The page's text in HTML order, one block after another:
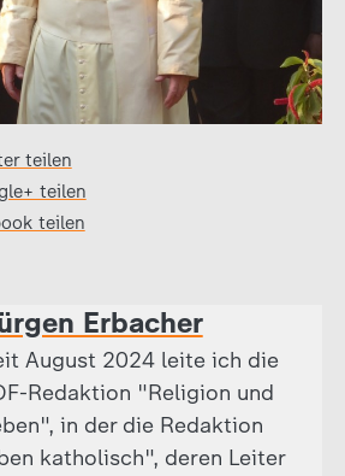
teilen
teilen
teilen
Erbacher
August 2024 leite ich die
Redaktion "Religion und
in der die Redaktion
katholisch", deren Leiter